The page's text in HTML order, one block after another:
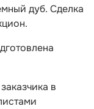
дуб. Сделка
в